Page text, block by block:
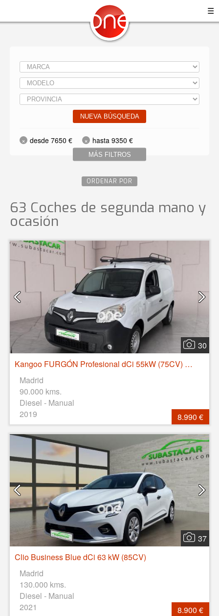
☰
NUEVA BÚSQUEDA
MÁS FILTROS
desde 7650 € hasta 9350 €
ORDENAR POR
63 Coches de segunda mano y
ocasión
30
Kangoo FURGÓN Profesional dCi 55kW (75CV) Euro 6
Madrid
90.000 kms.
Diesel - Manual
2019
8.990 €
37
Clio Business Blue dCi 63 kW (85CV)
Madrid
130.000 kms.
Diesel - Manual
2021
8.900 €